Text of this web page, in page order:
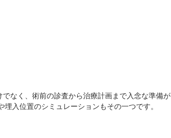
なく、術前の診査から治療計画まで入念な準備が
入位置のシミュレーションもその一つです。